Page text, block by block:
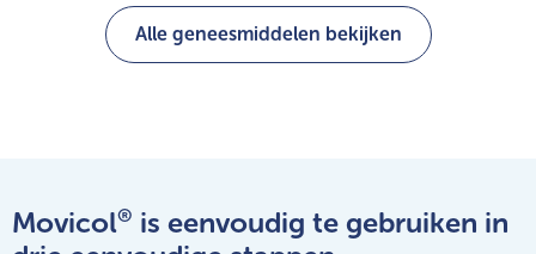
Alle geneesmiddelen bekijken
Movicol® is eenvoudig te gebruiken in